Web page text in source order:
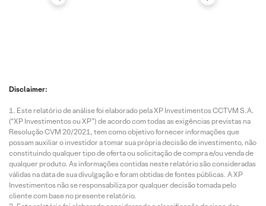
Disclaimer:
Este relatório de análise foi elaborado pela XP Investimentos CCTVM S.A.
(“XP Investimentos ou XP”) de acordo com todas as exigências previstas na
Resolução CVM 20/2021, tem como objetivo fornecer informações que
possam auxiliar o investidor a tomar sua própria decisão de investimento, não
constituindo qualquer tipo de oferta ou solicitação de compra e/ou venda de
qualquer produto. As informações contidas neste relatório são consideradas
válidas na data de sua divulgação e foram obtidas de fontes públicas. A XP
Investimentos não se responsabiliza por qualquer decisão tomada pelo
cliente com base no presente relatório.